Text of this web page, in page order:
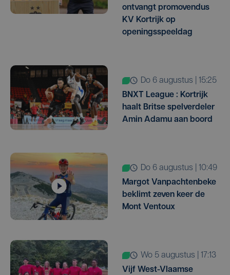
ontvangt promovendus
KV Kortrijk op
openingsspeeldag
do 6 augustus | 15:25
BNXT League : Kortrijk
haalt Britse spelverdeler
Amin Adamu aan boord
do 6 augustus | 10:49
Margot Vanpachtenbeke
beklimt zeven keer de
Mont Ventoux
wo 5 augustus | 17:13
Vijf West-Vlaamse